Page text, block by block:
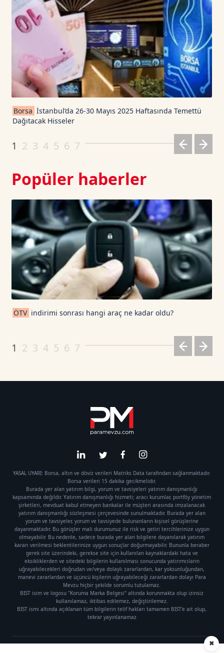
✖
USD Coin TetherUS 1.0007 -0.03
1.0003 0
TRON TetherUS 0.3271 0.03
Cardano TetherUS 0.2 6.31
Borsa İstanbul’da 26-30 Mayıs 2025 Haftasında Temettü
Dağıtacak Hisseler
1 2 3 4 5 6 7
Popüler haberler
ÖTV indirimi sonrası hangi araç ne kadar oldu?
1 2 3 4 5 6 7
YASAL UYARI: Borsa, altın ve döviz verileri Matriks Data tarafından sağlanmaktadır.
Borsa verileri 15 dakika gecikmelidir.
Burada yer alan yatırım bilgi, yorum ve tavsiyeleri yatırım danışmanlığı
kapsamında değildir. Yatırım danışmanlığı hizmeti; aracı kurumlar, portföy yönetim
şirketleri, mevduat kabul etmeyen bankalar ile müşteri arasında imzalanacak
yatırım danışmanlığı sözleşmesi çerçevesinde sunulmaktadır. Burada yer alan
yorum ve tavsiyeler, yorum ve tavsiyede bulunanların kişisel görüşlerine
dayanmaktadır. Bu görüşler mali durumunuz ile risk ve getiri tercihlerinize uygun
olmayabilir. Bu nedenle, sadece burada yer alan bilgilere dayanılarak yatırım
kararı verilmesi beklentilerinize uygun sonuçlar doğurmayabilir. Bununla beraber
gerek site üzerindeki, gerekse site için kullanılan kaynaklardaki hata ve
eksikliklerden ve sitedeki bilgilerin kullanılması sonucunda yatırımcıların
uğrayabilecekleri doğrudan ve/veya dolaylı zararlardan, kar yoksunluğundan,
manevi zararlardan ve üçüncü kişilerin uğrayabileceği zararlardan dolayı Para
Mevzu hiçbir şekilde sorumlu tutulamaz.
BIST isim ve logosu "Koruma Marka Belgesi" altında korunmakta olup izinsiz
kullanılamaz, iktibas edilemez, değiştirilemez.
BIST ismi altında açıklanan tüm bilgilerin telif hakları tamamen BIST'e ait olup,
tekrar yayınlanamaz